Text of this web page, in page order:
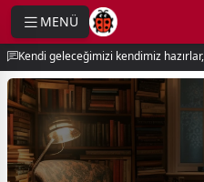
MENÜ
Kendi geleceğimizi kendimiz
menu